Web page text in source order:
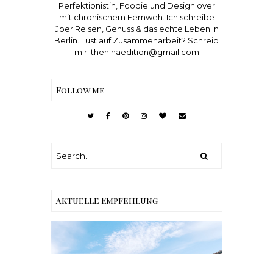
Perfektionistin, Foodie und Designlover
mit chronischem Fernweh. Ich schreibe
über Reisen, Genuss & das echte Leben in
Berlin. Lust auf Zusammenarbeit? Schreib
mir: theninaedition@gmail.com
Follow me
Aktuelle Empfehlung